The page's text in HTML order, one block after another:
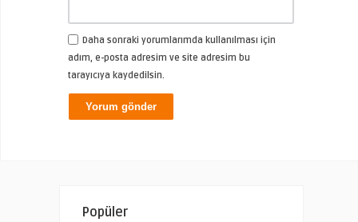
Daha sonraki yorumlarımda kullanılması için
adım, e-posta adresim ve site adresim bu
tarayıcıya kaydedilsin.
Popüler